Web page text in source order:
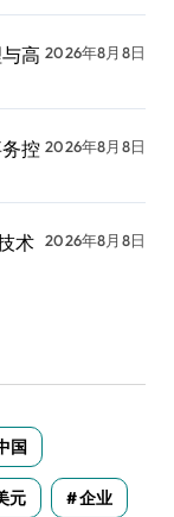
高 2026年8月8日
控 2026年8月8日
术 2026年8月8日
国
元 企业